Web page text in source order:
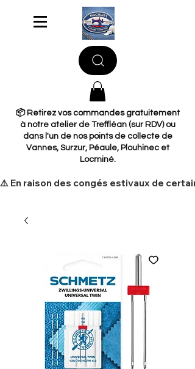
📦 Retirez vos commandes gratuitement
à notre atelier de Treffléan (sur RDV) ou
dans l'un de nos points de collecte de
Vannes, Surzur, Péaule, Plouhinec et
Locminé.
​⚠️ En raison des congés estivaux de